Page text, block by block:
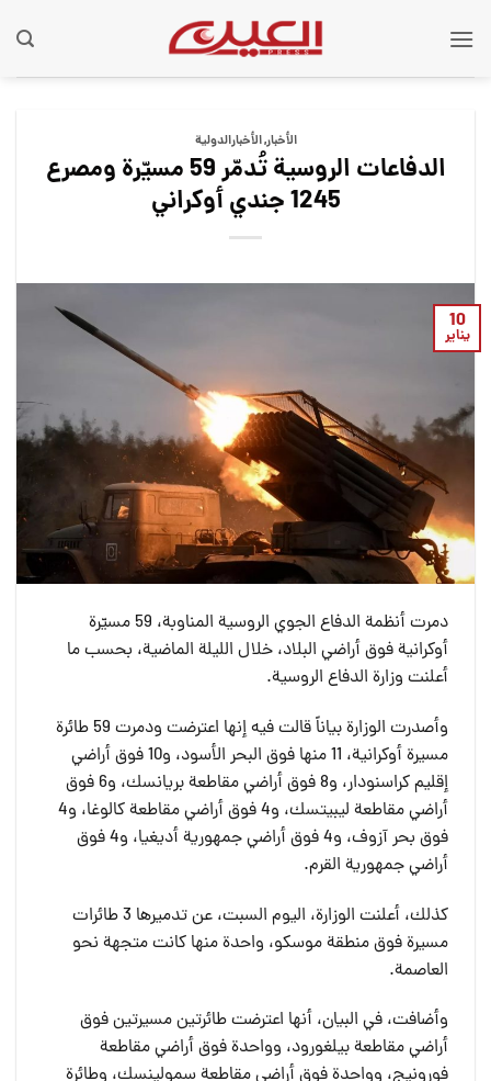
الأخبار,الأخبارالدولية
الدفاعات الروسية تُدمّر 59 مسيّرة ومصرع
1245 جندي أوكراني
10
يناير
دمرت أنظمة الدفاع الجوي الروسية المناوبة، 59 مسيّرة
أوكرانية فوق أراضي البلاد، خلال الليلة الماضية، بحسب ما
أعلنت وزارة الدفاع الروسية.
وأصدرت الوزارة بياناً قالت فيه إنها اعترضت ودمرت 59 طائرة
مسيرة أوكرانية، 11 منها فوق البحر الأسود، و10 فوق أراضي
إقليم كراسنودار، و8 فوق أراضي مقاطعة بريانسك، و6 فوق
أراضي مقاطعة ليبيتسك، و4 فوق أراضي مقاطعة كالوغا، و4
فوق بحر آزوف، و4 فوق أراضي جمهورية أديغيا، و4 فوق
أراضي جمهورية القرم.
كذلك، أعلنت الوزارة، اليوم السبت، عن تدميرها 3 طائرات
مسيرة فوق منطقة موسكو، واحدة منها كانت متجهة نحو
العاصمة.
وأضافت، في البيان، أنها اعترضت طائرتين مسيرتين فوق
أراضي مقاطعة بيلغورود، وواحدة فوق أراضي مقاطعة